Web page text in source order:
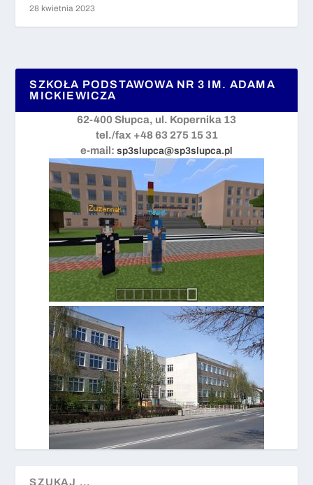
28 kwietnia 2023
SZKOŁA PODSTAWOWA NR 3 IM. ADAMA
MICKIEWICZA
62-400 Słupca, ul. Kopernika 13
tel./fax +48 63 275 15 31
e-mail: sp3slupca@sp3slupca.pl